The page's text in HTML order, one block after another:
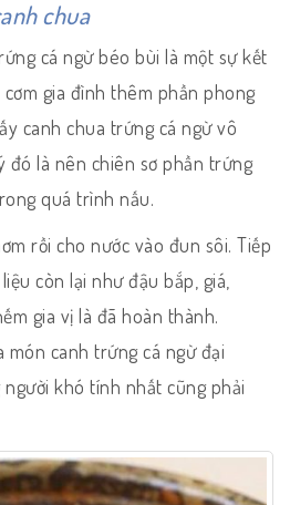
chua
cá ngừ béo bùi là một sự kết
gia đình thêm phần phong
canh chua trứng cá ngừ vô
đó là nên chiên sơ phần trứng
quá trình nấu.
rồi cho nước vào đun sôi. Tiếp
còn lại như đậu bắp, giá,
gia vị là đã hoàn thành.
món canh trứng cá ngừ đại
khó tính nhất cũng phải